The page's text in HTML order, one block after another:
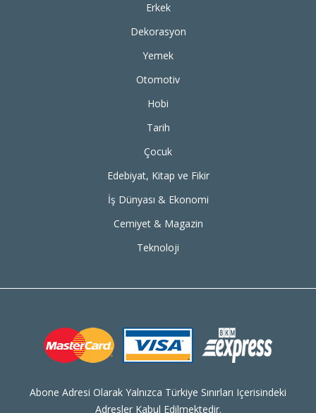
Erkek
Dekorasyon
Yemek
Otomotiv
Hobi
Tarih
Çocuk
Edebiyat, Kitap ve Fikir
İş Dünyası & Ekonomi
Cemiyet & Magazin
Teknoloji
Abone Adresi Olarak Yalnızca Türkiye Sınırları Içerisindeki
Adresler Kabul Edilmektedir.